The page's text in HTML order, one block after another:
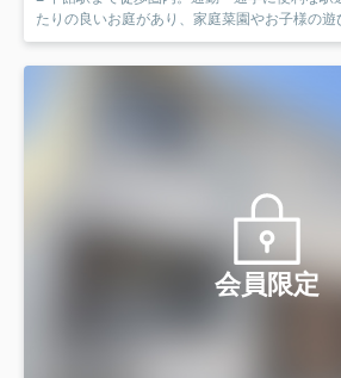
たりの良いお庭があり、家庭菜園やお子様の遊
会員限定